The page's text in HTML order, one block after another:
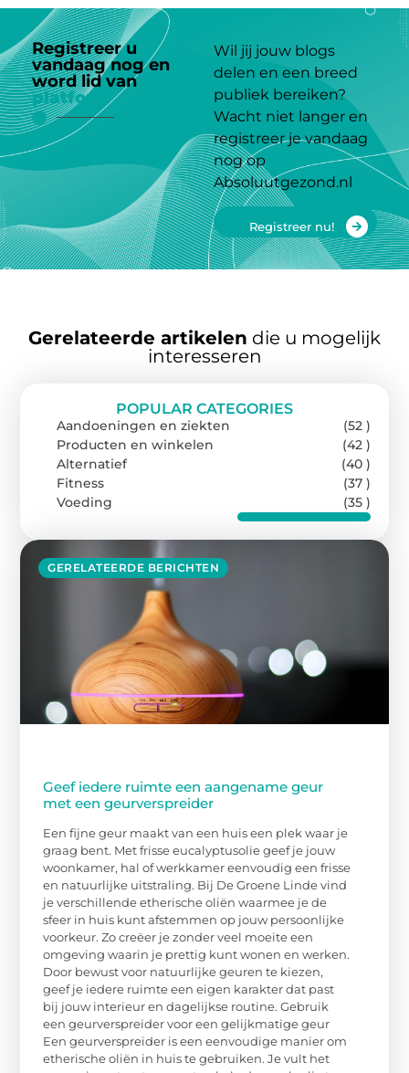
Registreer u
vandaag nog en
word lid van
platform
Wil jij jouw blogs
delen en een breed
publiek bereiken?
Wacht niet langer en
registreer je vandaag
nog op
Absoluutgezond.nl
Registreer nu!
Gerelateerde artikelen die u mogelijk
interesseren
GERELATEERDE BERICHTEN
Geef iedere ruimte een aangename geur
met een geurverspreider
Een fijne geur maakt van een huis een plek waar je
graag bent. Met frisse eucalyptusolie geef je jouw
woonkamer, hal of werkkamer eenvoudig een frisse
en natuurlijke uitstraling. Bij De Groene Linde vind
je verschillende etherische oliën waarmee je de
sfeer in huis kunt afstemmen op jouw persoonlijke
voorkeur. Zo creëer je zonder veel moeite een
omgeving waarin je prettig kunt wonen en werken.
Door bewust voor natuurlijke geuren te kiezen,
geef je iedere ruimte een eigen karakter dat past
bij jouw interieur en dagelijkse routine. Gebruik
een geurverspreider voor een gelijkmatige geur
Een geurverspreider is een eenvoudige manier om
etherische oliën in huis te gebruiken. Je vult het
POPULAR CATEGORIES
Aandoeningen en ziekten
(52 )
Producten en winkelen
(42 )
Alternatief
(40 )
Fitness
(37 )
Voeding
(35 )